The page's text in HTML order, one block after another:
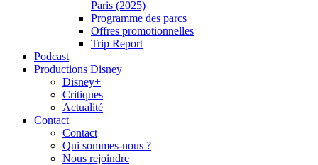
Paris (2025)
Programme des parcs
Offres promotionnelles
Trip Report
Podcast
Productions Disney
Disney+
Critiques
Actualité
Contact
Contact
Qui sommes-nous ?
Nous rejoindre